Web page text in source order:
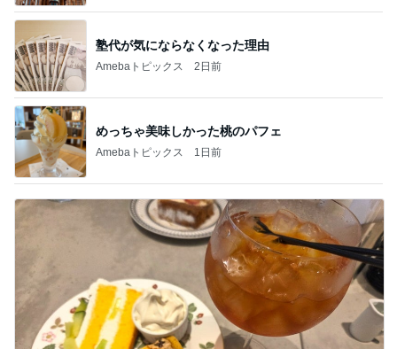
塾代が気にならなくなった理由
Amebaトピックス 2日前
めっちゃ美味しかった桃のパフェ
Amebaトピックス 1日前